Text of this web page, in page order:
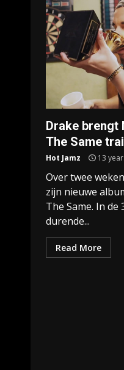
Drake brengt
The Same
Hot Jamz 13
Over twee
zijn nieuwe
The Same. In de
durende...
Read More